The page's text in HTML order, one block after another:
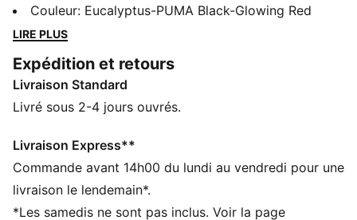
jouer un handball explosif, elle mise sur une semelle
extérieure et une tige qui offrent un soutien optimal
cette chaussure a tous les atouts nécessaires pour
surpasser l’adversaire.
CARACTÉRISTIQUES + AVANTAGES
optimiser la stabilité
FIT : construction FUZIONFIT pour un ajustement
confortable et un maintien parfait
Couleur: Eucalyptus-PUMA Black-Glowing Red
LIRE PLUS
Expédition et retours
Livraison Standard
Livré sous 2-4 jours ouvrés.
Livraison Express**
Commande avant 14h00 du lundi au vendredi pour une
livraison le lendemain*.
*Les samedis ne sont pas inclus. Voir la page